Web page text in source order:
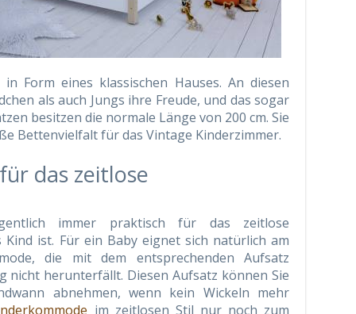
Form eines klassischen Hauses. An diesen
als auch Jungs ihre Freude, und das sogar
besitzen die normale Länge von 200 cm. Sie
Bettenvielfalt für das Vintage Kinderzimmer.
das zeitlose
immer praktisch für das zeitlose
ist. Für ein Baby eignet sich natürlich am
die mit dem entsprechenden Aufsatz
nicht herunterfällt. Diesen Aufsatz können Sie
abnehmen, wenn kein Wickeln mehr
im zeitlosen Stil nur noch zum